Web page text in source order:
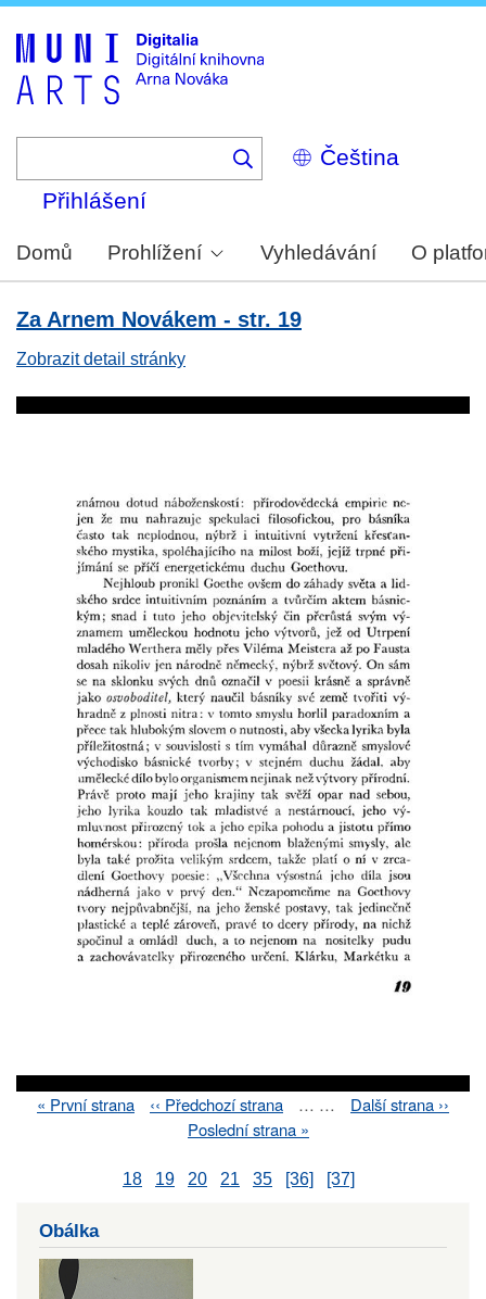
Select
your
Přihlášení
Domů Prohlížení Vyhledávání O
Za Arnem Novákem - str. 19
Zobrazit detail stránky
First
« První strana
Previous
‹‹ Předchozí strana … …
Next
Další strana ››
Last
Poslední strana »
18 19 20 21 35 [36] [37]
Obálka